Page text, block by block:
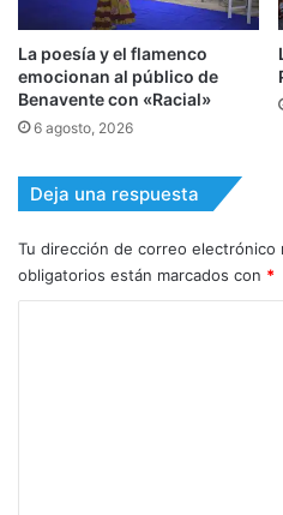
La poesía y el flamenco
emocionan al público de
Benavente con «Racial»
6 agosto, 2026
Deja una respuesta
Tu dirección de correo electrónico
obligatorios están marcados con *